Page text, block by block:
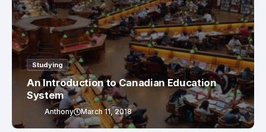
Studying
An Introduction to Canadian Education
System
Anthony March 11, 2018